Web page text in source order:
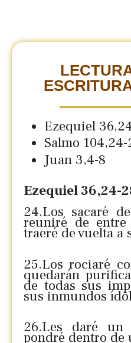
Ezequiel
Salmo
Juan 3,4-8
Ezequiel 36,24-
24.Los sacaré
reuniré de
traeré de vuelta a
25.Los rociaré
quedarán
de todas sus
sus inmundos
26.Les daré un
pondré dentro de